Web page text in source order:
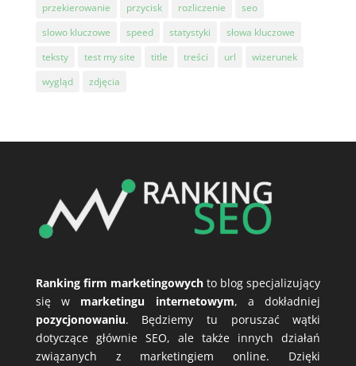
przekierowanie
przycisk rozliczenie
seo
slowo kluczowe
speed statystyki
słowa kluczowe
teksty
test my site title treści url
wizerunek
wygląd
zdjęcia
Ranking firm marketingowychto blog specjalizujący
się w marketingu internetowym, a dokładniej
pozycjonowaniu. Będziemy tu poruszać wątki
dotyczące głównie SEO, ale także innych działań
związanych z marketingiem online. Dzięki